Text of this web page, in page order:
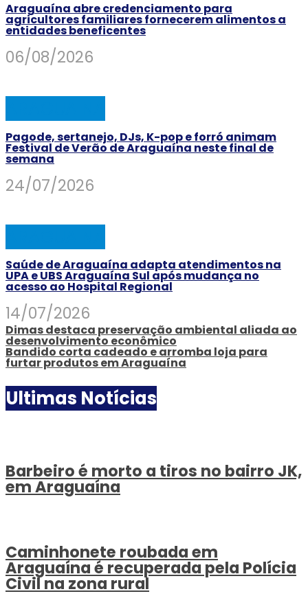
Araguaína abre credenciamento para
agricultores familiares fornecerem alimentos a
entidades beneficentes
06/08/2026
Pagode, sertanejo, DJs, K-pop e forró animam
Festival de Verão de Araguaína neste final de
semana
24/07/2026
Saúde de Araguaína adapta atendimentos na
UPA e UBS Araguaína Sul após mudança no
acesso ao Hospital Regional
14/07/2026
Dimas destaca preservação ambiental aliada ao
desenvolvimento econômico
Bandido corta cadeado e arromba loja para
furtar produtos em Araguaína
Ultimas Notícias
Barbeiro é morto a tiros no bairro JK,
em Araguaína
Caminhonete roubada em
Araguaína é recuperada pela Polícia
Civil na zona rural